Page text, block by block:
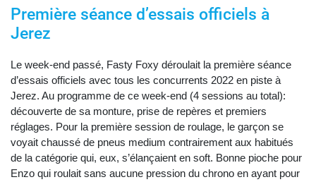
Première séance d’essais officiels à
Jerez
Le week-end passé, Fasty Foxy déroulait la première séance
d’essais officiels avec tous les concurrents 2022 en piste à
Jerez. Au programme de ce week-end (4 sessions au total):
découverte de sa monture, prise de repères et premiers
réglages. Pour la première session de roulage, le garçon se
voyait chaussé de pneus medium contrairement aux habitués
de la catégorie qui, eux, s’élançaient en soft. Bonne pioche pour
Enzo qui roulait sans aucune pression du chrono en ayant pour